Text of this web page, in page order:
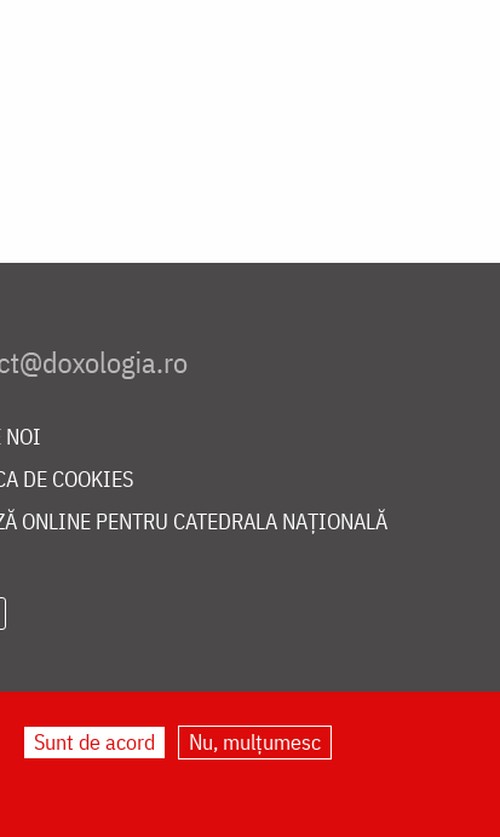
NOI
DE COOKIES
ONLINE PENTRU CATEDRALA NAȚIONALĂ
Sunt de acord Nu, mulțumesc